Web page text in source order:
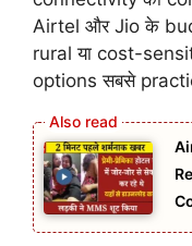
Airtel और Jio के
rural या cost-
options सबसे